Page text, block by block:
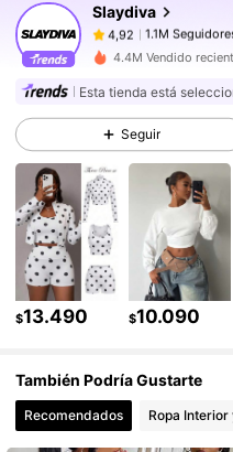
Slaydiva
4,92
1.1M Seguidores
f***2 pagóHace 1
4,92 1.1M
4,92 1.1M Seguidores
4,92 1.1M Seguidores
4,92 1.1M Seguidores
4,92 1.1M Seguidores
4.4M Vendido
Esta tienda está
Seguir
$13.490 $10.090
También Podría Gustarte
Recomendados Ropa